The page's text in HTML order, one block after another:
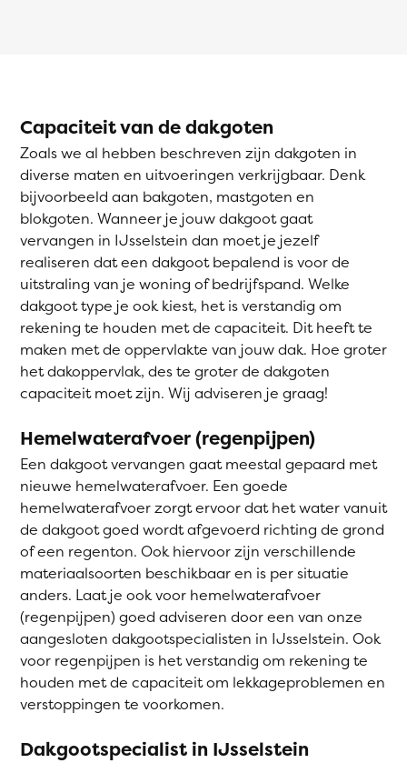
Capaciteit van de dakgoten
Zoals we al hebben beschreven zijn dakgoten in
diverse maten en uitvoeringen verkrijgbaar. Denk
bijvoorbeeld aan bakgoten, mastgoten en
blokgoten. Wanneer je jouw dakgoot gaat
vervangen in IJsselstein dan moet je jezelf
realiseren dat een dakgoot bepalend is voor de
uitstraling van je woning of bedrijfspand. Welke
dakgoot type je ook kiest, het is verstandig om
rekening te houden met de capaciteit. Dit heeft te
maken met de oppervlakte van jouw dak. Hoe groter
het dakoppervlak, des te groter de dakgoten
capaciteit moet zijn. Wij adviseren je graag!
Hemelwaterafvoer (regenpijpen)
Een dakgoot vervangen gaat meestal gepaard met
nieuwe hemelwaterafvoer. Een goede
hemelwaterafvoer zorgt ervoor dat het water vanuit
de dakgoot goed wordt afgevoerd richting de grond
of een regenton. Ook hiervoor zijn verschillende
materiaalsoorten beschikbaar en is per situatie
anders. Laat je ook voor hemelwaterafvoer
(regenpijpen) goed adviseren door een van onze
aangesloten dakgootspecialisten in IJsselstein. Ook
voor regenpijpen is het verstandig om rekening te
houden met de capaciteit om lekkageproblemen en
verstoppingen te voorkomen.
Dakgootspecialist in IJsselstein